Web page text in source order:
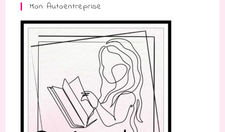
Mon Autoentreprise